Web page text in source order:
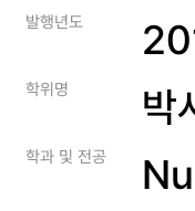
발행년도
학위명 박
학과 및 전공